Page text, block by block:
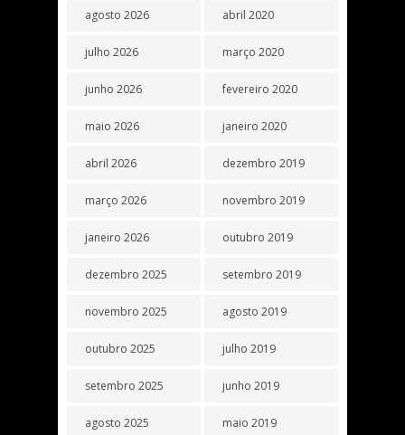
agosto 2026
julho 2026
junho 2026
maio 2026
abril 2026
março 2026
janeiro 2026
dezembro 2025
novembro 2025
outubro 2025
setembro 2025
agosto 2025
abril 2020
março 2020
fevereiro 2020
janeiro 2020
dezembro 2019
novembro 2019
outubro 2019
setembro 2019
agosto 2019
julho 2019
junho 2019
maio 2019